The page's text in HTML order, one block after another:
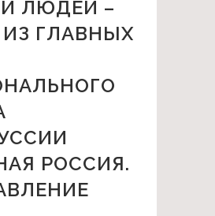
ЛЮДЕЙ –
ГЛАВНЫХ
РОССИЯ.